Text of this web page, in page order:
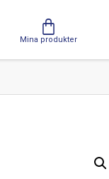
Mina produkter